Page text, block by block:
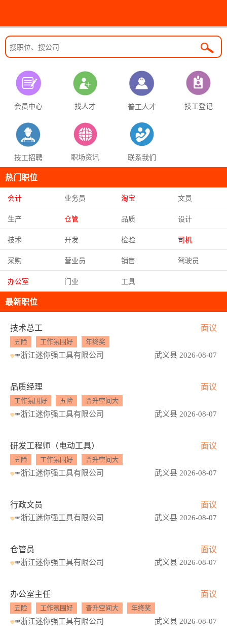
会员中心 找人才 普工人才 技工登记
技工招聘 职场资讯 联系我们
热门职位
会计 业务员 淘宝 文员
生产 仓管 品质 设计
技术 开发 检验 司机
采购 营业员 销售 驾驶员
办公室 门业 工具
最新职位
技术总工 面议
五险 工作氛围好 年终奖
浙江迷你强工具有限公司 武义县 2026-08-07
品质经理 面议
工作氛围好 五险 晋升空间大
浙江迷你强工具有限公司 武义县 2026-08-07
研发工程师（电动工具） 面议
五险 工作氛围好 晋升空间大
浙江迷你强工具有限公司 武义县 2026-08-07
行政文员 面议
浙江迷你强工具有限公司 武义县 2026-08-07
仓管员 面议
浙江迷你强工具有限公司 武义县 2026-08-07
办公室主任 面议
五险 工作氛围好 晋升空间大 年终奖
浙江迷你强工具有限公司 武义县 2026-08-07